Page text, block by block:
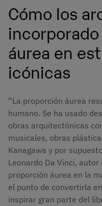
Cómo los
áurea en
icónicas
“La proporción áurea
humano. Se ha usado
obras arquitectónicas
musicales, obras
Kanagawa y por
Leonardo Da Vinci,
proporción áurea en la
el punto de convertirla
inspirar gran parte del